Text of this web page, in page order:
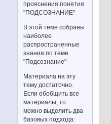
прояснения понятия
"ПОДСОЗНАНИЕ"
В этой теме собраны
наиболее
распространенные
знания по теме
"Подсознание"
Материала на эту
тему достаточно.
Если обобщить все
материалы, то
можно выделить два
базовых подхода: